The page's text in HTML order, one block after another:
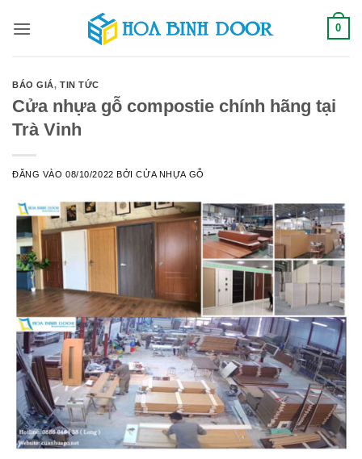
qua
0
BÁO GIÁ,TIN TỨC
Cửa nhựa gỗ compostie chính hãng tại
Trà Vinh
ĐĂNG VÀO08/10/2022 BỞICỬA NHỰA GỖ